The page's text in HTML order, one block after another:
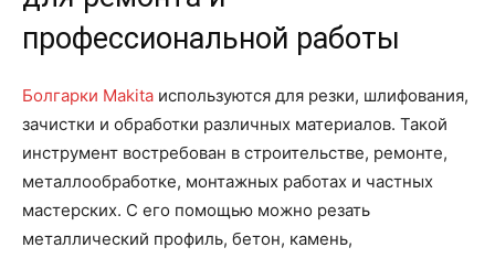
профессиональной работы
Болгарки Makita используются для резки, шлифования,
зачистки и обработки различных материалов. Такой
инструмент востребован в строительстве, ремонте,
металлообработке, монтажных работах и частных
мастерских. С его помощью можно резать
металлический профиль, бетон, камень,